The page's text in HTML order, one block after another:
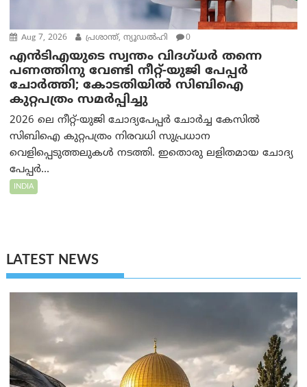
Aug 7, 2026 പ്രശാന്ത്, ന്യൂഡല്‍ഹി 0
എൻ‌ടി‌എയുടെ സ്വന്തം വിദഗ്ധർ തന്നെ
പണത്തിനു വേണ്ടി നീറ്റ്-യു‌ജി പേപ്പർ
ചോർത്തി; കോടതിയില്‍ സിബിഐ
കുറ്റപത്രം സമര്‍പ്പിച്ചു
2026 ലെ നീറ്റ്-യുജി ചോദ്യപേപ്പർ ചോർച്ച കേസിൽ
സിബിഐ കുറ്റപത്രം നിരവധി സുപ്രധാന
വെളിപ്പെടുത്തലുകൾ നടത്തി. ഇതൊരു ലളിതമായ ചോദ്യ
പേപ്പർ...
INDIA
LATEST NEWS